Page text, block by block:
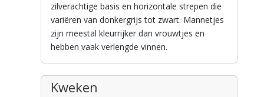
zilverachtige basis en horizontale strepen die
variëren van donkergrijs tot zwart. Mannetjes
zijn meestal kleurrijker dan vrouwtjes en
hebben vaak verlengde vinnen.
Kweken